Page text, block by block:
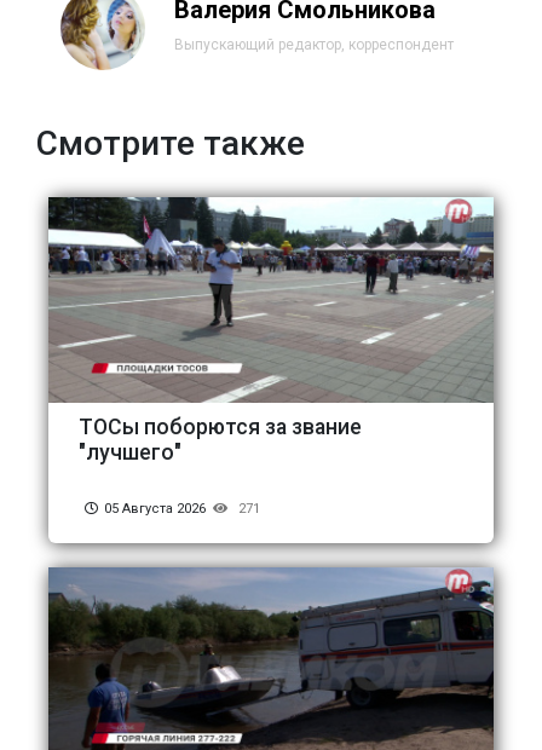
Валерия Смольникова
Выпускающий редактор, корреспондент
Смотрите также
ТОСы поборются за звание
"лучшего"
05 Августа 2026 271